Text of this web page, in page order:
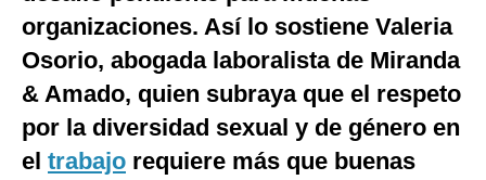
Mix
G de Gestión
Notas Contratadas
Podcast
organizaciones. Así lo sostiene Valeria
Osorio, abogada laboralista de Miranda
& Amado, quien subraya que el respeto
por la diversidad sexual y de género en
el trabajo requiere más que buenas